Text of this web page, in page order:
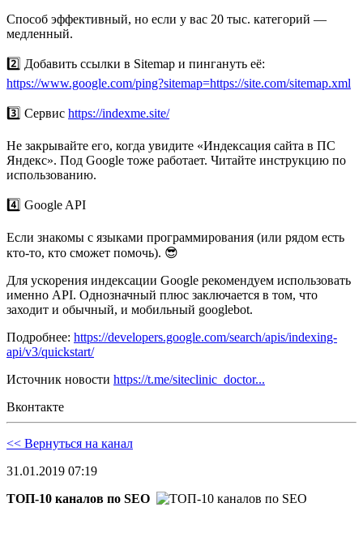
Способ эффективный, но если у вас 20 тыс. категорий —
медленный.
2️⃣ Добавить ссылки в Sitemap и пингануть её:
https://www.google.com/ping?sitemap=https://site.com/sitemap.xml
3️⃣ Сервис https://indexme.site/
Не закрывайте его, когда увидите «Индексация сайта в ПС
Яндекс». Под Google тоже работает. Читайте инструкцию по
использованию.
4️⃣ Google API
Если знакомы с языками программирования (или рядом есть
кто-то, кто сможет помочь). 😎
Для ускорения индексации Google рекомендуем использовать
именно API. Однозначный плюс заключается в том, что
заходит и обычный, и мобильный googlebot.
Подробнее: https://developers.google.com/search/apis/indexing-
api/v3/quickstart/
Источник новости https://t.me/siteclinic_doctor...
Вконтакте
<< Вернуться на канал
31.01.2019 07:19
ТОП-10 каналов по SEO